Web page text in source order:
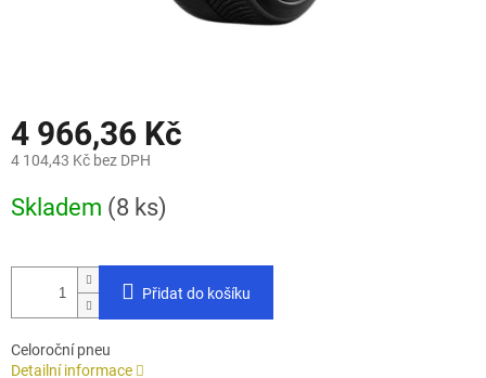
4 966,36 Kč
4 104,43 Kč bez DPH
cena:
Skladem (8 ks)
Přidat do košíku
Celoroční pneu
Detailní informace